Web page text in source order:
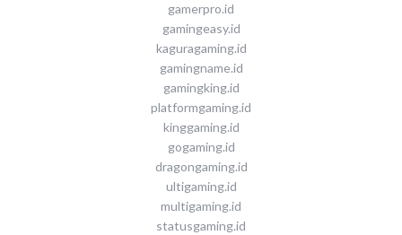
gamerpro.id
gamingeasy.id
kaguragaming.id
gamingname.id
gamingking.id
platformgaming.id
kinggaming.id
gogaming.id
dragongaming.id
ultigaming.id
multigaming.id
statusgaming.id